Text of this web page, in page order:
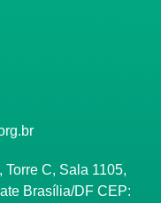
C, Sala 1105,
Brasília/DF CEP: